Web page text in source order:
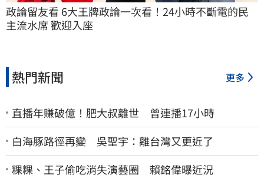
政論留友看 6大王牌政論一次看！24小時不斷電的民
主流水席 歡迎入座
熱門新聞 更多
直播年賺破億！肥大叔離世 曾連播17小時
白海豚路徑再變 吳聖宇：離台灣又更近了
粿粿、王子偷吃消失演藝圈 賴銘偉曝近況